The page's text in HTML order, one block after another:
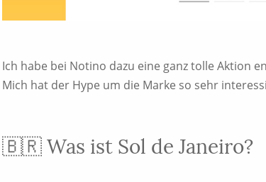
Ich habe bei Notino dazu eine ganz tolle Aktion
Mich hat der Hype um die Marke so sehr
🇧🇷 Was ist Sol de Janeiro?